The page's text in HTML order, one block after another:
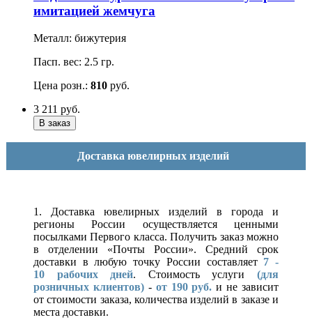
имитацией жемчуга
Металл: бижутерия
Пасп. вес: 2.5 гр.
Цена розн.: 810 руб.
3 211 руб.
Доставка ювелирных изделий
1. Доставка ювелирных изделий в города и
регионы России осуществляется ценными
посылками Первого класса. Получить заказ можно
в отделении «Почты России». Средний срок
доставки в любую точку России составляет 7 -
10 рабочих дней. Стоимость услуги(для
розничных клиентов)- от 190 руб. и не зависит
от стоимости заказа, количества изделий в заказе и
места доставки.